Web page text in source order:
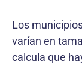
Los
varían en
calcula que